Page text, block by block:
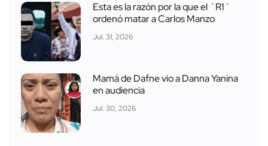
Esta es la razón por la que el ´R1´
ordenó matar a Carlos Manzo
Jul. 31, 2026
Mamá de Dafne vio a Danna Yanina
en audiencia
Jul. 30, 2026